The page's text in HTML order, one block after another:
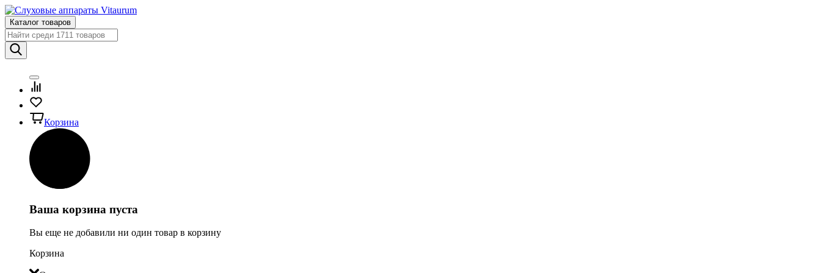
Каталог товаров
Корзина
Ваша корзина пуста
Вы еще не добавили ни один товар в корзину
Корзина